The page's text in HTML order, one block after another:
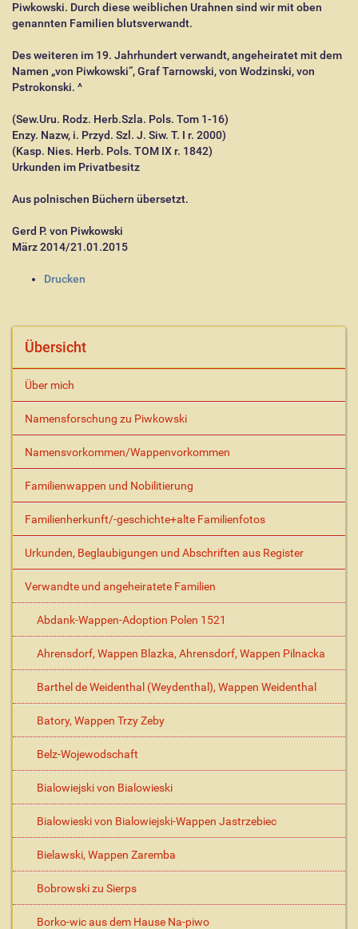
Piwkowski. Durch diese weiblichen Urahnen sind wir mit oben
genannten Familien blutsverwandt.
Des weiteren im 19. Jahrhundert verwandt, angeheiratet mit dem
Namen „von Piwkowski“, Graf Tarnowski, von Wodzinski, von
Pstrokonski. ^
(Sew.Uru. Rodz. Herb.Szla. Pols. Tom 1-16)
Enzy. Nazw, i. Przyd. Szl. J. Siw. T. I r. 2000)
(Kasp. Nies. Herb. Pols. TOM IX r. 1842)
Urkunden im Privatbesitz
Aus polnischen Büchern übersetzt.
Gerd P. von Piwkowski
März 2014/21.01.2015
a
e
i
i
c
e
Drucken
Übersicht
Über mich
Namensforschung zu Piwkowski
Namensvorkommen/Wappenvorkommen
Familienwappen und Nobilitierung
Familienherkunft/-geschichte+alte Familienfotos
Urkunden, Beglaubigungen und Abschriften aus Register
Verwandte und angeheiratete Familien
Abdank-Wappen-Adoption Polen 1521
Ahrensdorf, Wappen Blazka, Ahrensdorf, Wappen Pilnacka
Barthel de Weidenthal (Weydenthal), Wappen Weidenthal
Batory, Wappen Trzy Zeby
Belz-Wojewodschaft
Bialowiejski von Bialowieski
Bialowieski von Bialowiejski-Wappen Jastrzebiec
Bielawski, Wappen Zaremba
Bobrowski zu Sierps
Borko-wic aus dem Hause Na-piwo